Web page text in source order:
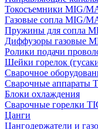
Токосъемники MIG/
Газовые сопла MIG/
Пружины для сопла
Диффузоры газовые
Ролики подачи
Шейки горелок
Сварочное
Сварочные аппараты
Блоки охлаждения
Сварочные горелки
Цанги
Цангодержатели и